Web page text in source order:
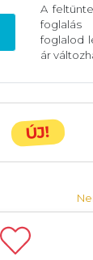
A
foglalod
ár
ÚJ!